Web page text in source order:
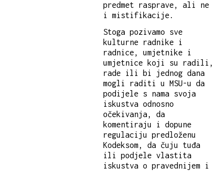
predmet rasprave, ali ne
i mistifikacije.
Stoga pozivamo sve
kulturne radnike i
radnice, umjetnike i
umjetnice koji su radili,
rade ili bi jednog dana
mogli raditi u MSU-u da
podijele s nama svoja
iskustva odnosno
očekivanja, da
komentiraju i dopune
regulaciju predloženu
Kodeksom, da čuju tuđa
ili podjele vlastita
iskustva o pravednijem i